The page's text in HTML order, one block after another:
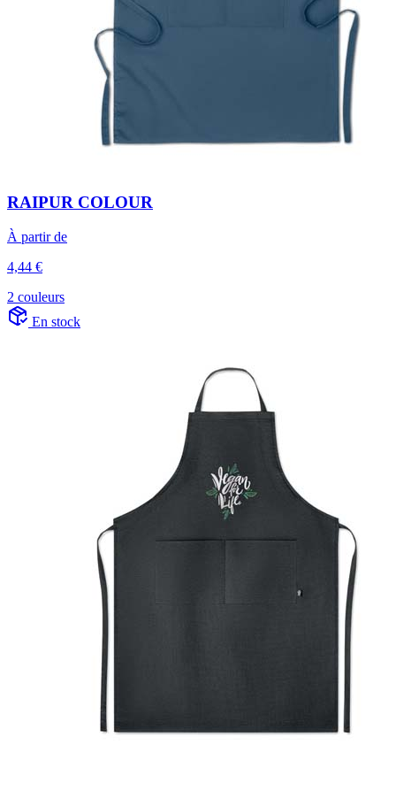
RAIPUR COLOUR
À partir de
4,44 €
2 couleurs
En stock